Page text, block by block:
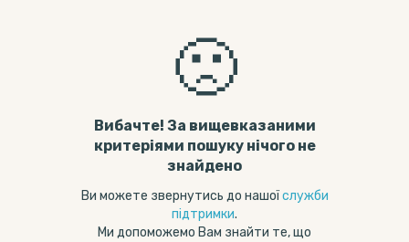
🙁
Вибачте! За вищевказаними
критеріями пошуку нічого не
знайдено
Ви можете звернутись до нашоїслужби
підтримки.
Ми допоможемо Вам знайти те, що